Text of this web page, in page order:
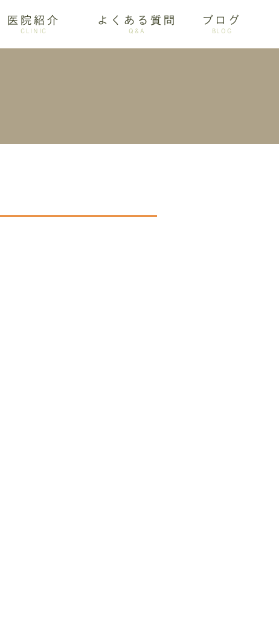
医院紹介
CLINIC
よくある質問
Q&A
ブログ
BLOG